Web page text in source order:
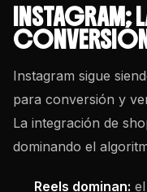
INSTAGRAM:
Instagram sigue
para conversión y
La integración de
dominando el
Reels dominan: